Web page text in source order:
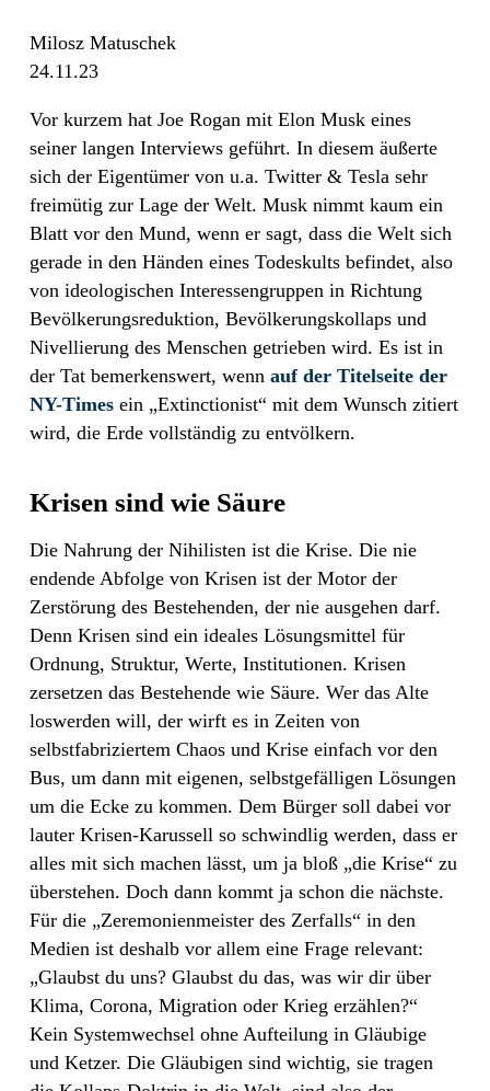
Milosz Matuschek
24.11.23
Vor kurzem hat Joe Rogan mit Elon Musk eines
seiner langen Interviews geführt. In diesem äußerte
sich der Eigentümer von u.a. Twitter & Tesla sehr
freimütig zur Lage der Welt. Musk nimmt kaum ein
Blatt vor den Mund, wenn er sagt, dass die Welt sich
gerade in den Händen eines Todeskults befindet, also
von ideologischen Interessengruppen in Richtung
Bevölkerungsreduktion, Bevölkerungskollaps und
Nivellierung des Menschen getrieben wird. Es ist in
der Tat bemerkenswert, wenn auf der Titelseite der
NY-Times ein „Extinctionist“ mit dem Wunsch zitiert
wird, die Erde vollständig zu entvölkern.
Krisen sind wie Säure
Die Nahrung der Nihilisten ist die Krise. Die nie
endende Abfolge von Krisen ist der Motor der
Zerstörung des Bestehenden, der nie ausgehen darf.
Denn Krisen sind ein ideales Lösungsmittel für
Ordnung, Struktur, Werte, Institutionen. Krisen
zersetzen das Bestehende wie Säure. Wer das Alte
loswerden will, der wirft es in Zeiten von
selbstfabriziertem Chaos und Krise einfach vor den
Bus, um dann mit eigenen, selbstgefälligen Lösungen
um die Ecke zu kommen. Dem Bürger soll dabei vor
lauter Krisen-Karussell so schwindlig werden, dass er
alles mit sich machen lässt, um ja bloß „die Krise“ zu
überstehen. Doch dann kommt ja schon die nächste.
Für die „Zeremonienmeister des Zerfalls“ in den
Medien ist deshalb vor allem eine Frage relevant:
„Glaubst du uns? Glaubst du das, was wir dir über
Klima, Corona, Migration oder Krieg erzählen?“
Kein Systemwechsel ohne Aufteilung in Gläubige
und Ketzer. Die Gläubigen sind wichtig, sie tragen